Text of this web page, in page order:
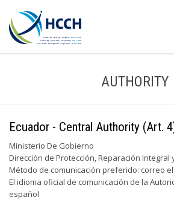
AUTHORITY
Ecuador - Central Authority (Art.
Ministerio De Gobierno
Dirección de Protección, Reparación Integral
Método de comunicación preferido: correo
El idioma oficial de comunicación de la
español